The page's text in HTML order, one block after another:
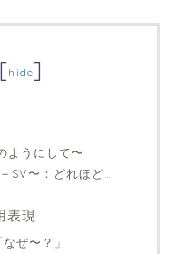
[hide]
ようにして〜
SV〜：どれほど…
表現
ぜ〜？」